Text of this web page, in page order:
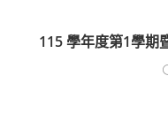
115 學年度第1學期